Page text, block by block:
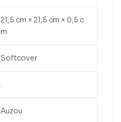
21,5 cm × 21,5 cm × 0,5 c
m
Softcover
.
Auzou